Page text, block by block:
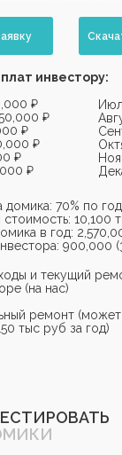
домика: 70% по
стоимость: 10,100
в год:
900,000
и текущий
(на нас)
ремонт (может
тыс руб за год)
инвестору:
₽
₽
₽
₽
₽
₽